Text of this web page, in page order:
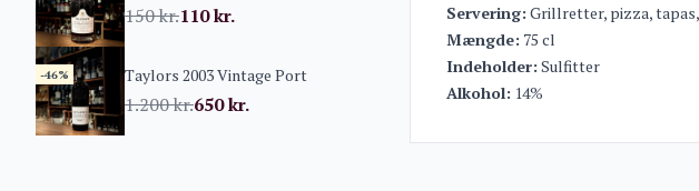
150kr.110kr.
-46% Taylors 2003 Vintage Port
1.200kr.650kr.
Servering: Grillretter, pizza,
Mængde: 75 cl
Indeholder: Sulfitter
Alkohol: 14%